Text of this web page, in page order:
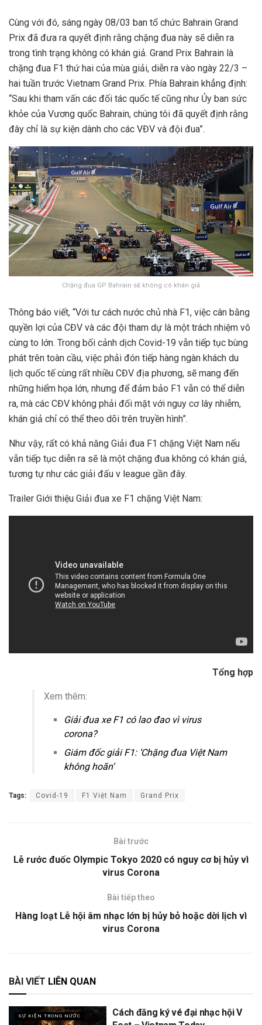
Cùng với đó, sáng ngày 08/03 ban tổ chức Bahrain Grand
Prix đã đưa ra quyết định rằng chặng đua này sẽ diễn ra
trong tình trạng không có khán giả. Grand Prix Bahrain là
chặng đua F1 thứ hai của mùa giải, diễn ra vào ngày 22/3 –
hai tuần trước Vietnam Grand Prix. Phía Bahrain khẳng định:
“Sau khi tham vấn các đối tác quốc tế cũng như Ủy ban sức
khỏe của Vương quốc Bahrain, chúng tôi đã quyết định rằng
đây chỉ là sự kiện dành cho các VĐV và đội đua”.
Chặng đua GP Bahrain sẽ không có khán giả
Thông báo viết, “Với tư cách nước chủ nhà F1, việc cân bằng
quyền lợi của CĐV và các đội tham dự là một trách nhiệm vô
cùng to lớn. Trong bối cảnh dịch Covid-19 vẫn tiếp tục bùng
phát trên toàn cầu, việc phải đón tiếp hàng ngàn khách du
lịch quốc tế cùng rất nhiều CĐV địa phương, sẽ mang đến
những hiểm họa lớn, nhưng để đảm bảo F1 vẫn có thể diễn
ra, mà các CĐV không phải đối mặt với nguy cơ lây nhiễm,
khán giả chỉ có thể theo dõi trên truyền hình”.
Như vậy, rất có khả năng Giải đua F1 chặng Việt Nam nếu
vẫn tiếp tục diễn ra sẽ là một chặng đua không có khán giả,
tương tự như các giải đấu v league gần đây.
Trailer Giới thiệu Giải đua xe F1 chặng Việt Nam:
Tổng hợp
Xem thêm:
Giải đua xe F1 có lao đao vì virus
corona?
Giám đốc giải F1: ‘Chặng đua Việt Nam
không hoãn’
Tags: Covid-19 F1 Việt Nam Grand Prix
Bài trước
Lễ rước đuốc Olympic Tokyo 2020 có nguy cơ bị hủy vì
virus Corona
Bài tiếp theo
Hàng loạt Lễ hội âm nhạc lớn bị hủy bỏ hoặc dời lịch vì
virus Corona
BÀI VIẾT LIÊN QUAN
SỰ KIỆN TRONG NƯỚC
Cách đăng ký vé đại nhạc hội V